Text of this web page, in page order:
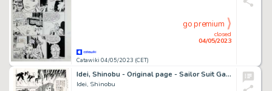
Catawiki 04/05/2023 (CET)
closed
04/05/2023
go premium
Idei, Shinobu - Original page - Sailor Suit Gang - (1982)
Idei, Shinobu